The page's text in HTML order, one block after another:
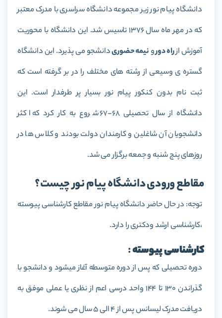
دانشگاه پیام نور زیر مجموعه دانشگاه سراسری با مدرک معتبر
که در مهر ماه سال 1376 تاسیس شد. این دانشگاه با محوریت
آموزش ازراه دورونیمه حضوریدانشجو می پذیرد. این دانشگاه
گستره ی وسیعی از رشته های مختلف را در بر گرفته است که
ثبت نام بدون کنکور پیام نور بسیار پر طرفدار است. این
دانشگاه از سال تحصیلی 68-67 شروع به کار کرد که اکثر
دانشجویان آن شاغلین و کارمندان دولت بودند و کلاس ها در
روزهای پنج شنبه و جمعه برگزار می شد.
مقاطع ورودی دانشگاه پیام نور چیست؟
توجه: در حال حاضر دانشگاه پیام نور مقاطع کارشناسی پیوسته
،کارشناسی ارشد ودکتری را دارد.
کارشناسی پیوسته:
دوره تحصیلی که پس از دوره متوسطه آغاز میشود و دانشجو با
گذراندن 130 تا 144 واحد درسی اعم از نظری یا عملی موفق به
دریافت مدرک لیسانس پس از 4 الی 5 سال می شوند.